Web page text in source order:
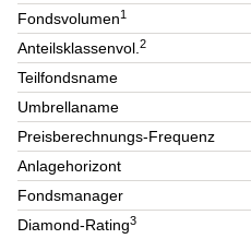
Fondsvolumen1
Anteilsklassenvol.2
Teilfondsname
Umbrellaname
Preisberechnungs-Frequenz
Anlagehorizont
Fondsmanager
Diamond-Rating3